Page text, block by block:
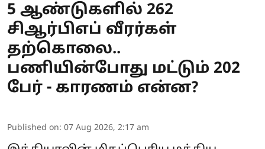
5 ஆண்டுகளில் 262
சிஆர்பிஎப் வீரர்கள்
தற்கொலை..
பணியின்போது மட்டும் 202
பேர் - காரணம் என்ன?
Published on: 07 Aug 2026, 2:17 am